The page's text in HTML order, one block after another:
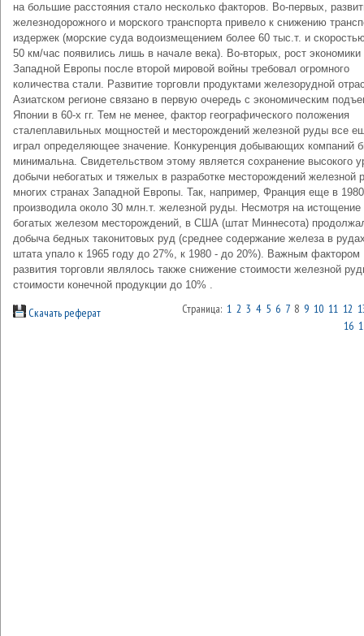
на большие расстояния стало несколько факторов. Во-первых,
железнодорожного и морского транспорта привело к снижению
издержек (морские суда водоизмещением более 60 тыс.т. и
50 км/час появились лишь в начале века). Во-вторых, рост экономики
Западной Европы после второй мировой войны требовал огромного
количества стали. Развитие торговли продуктами железорудной
Азиатском регионе связано в первую очередь с экономическим
Японии в 60-х гг. Тем не менее, фактор географического положения
сталеплавильных мощностей и месторождений железной руды все
играл определяющее значение. Конкуренция добывающих компаний
минимальна. Свидетельством этому является сохранение высокого
добычи небогатых и тяжелых в разработке месторождений железной
многих странах Западной Европы. Так, например, Франция еще в
производила около 30 млн.т. железной руды. Несмотря на истощение
богатых железом месторождений, в США (штат Миннесота)
добыча бедных таконитовых руд (среднее содержание железа в
штата упало к 1965 году до 27%, к 1980 - до 20%). Важным фактором
развития торговли являлось также снижение стоимости железной
стоимости конечной продукции до 10% .
Скачать реферат Страница: 1 2 3 4 5 6 78 9 10 11 12
16